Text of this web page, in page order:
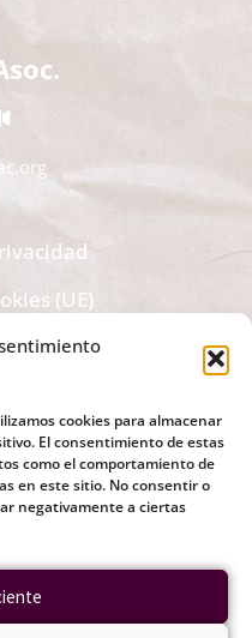
cookies para almacenar
El consentimiento de estas
como el comportamiento de
en este sitio. No consentir o
negativamente a ciertas
(UE)
y noticias en tu